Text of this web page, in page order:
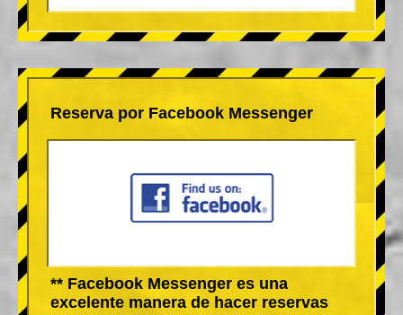
Reserva por Facebook Messenger
** Facebook Messenger es una
excelente manera de hacer reservas